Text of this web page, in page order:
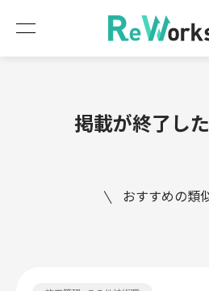
掲載が終了し
おすすめの類